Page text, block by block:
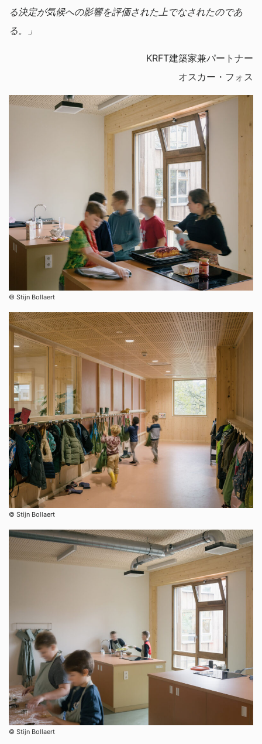
る決定が気候への影響を評価された上でなされたのであ
る。」
KRFT建築家兼パートナー
オスカー・フォス
©︎ Stijn Bollaert
©︎ Stijn Bollaert
©︎ Stijn Bollaert